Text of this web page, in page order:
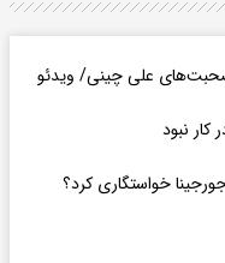
علی چینی/ ویدئو
کار نبود
جورجینا خواستگاری کرد؟